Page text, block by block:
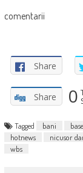
comentarii
Share
Share 0
Tagged bani
hotnews
nicusor
wbs